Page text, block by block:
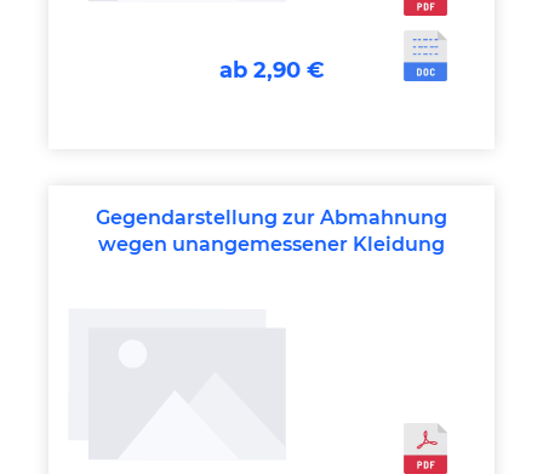
ab 2,90 €
Gegendarstellung zur Abmahnung
wegen unangemessener Kleidung